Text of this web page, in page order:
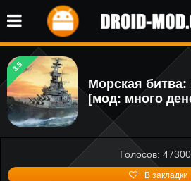
3.5
Морская
[мод: много
Голосов:
В закладки